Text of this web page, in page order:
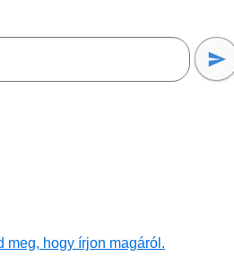
meg, hogy írjon magáról.